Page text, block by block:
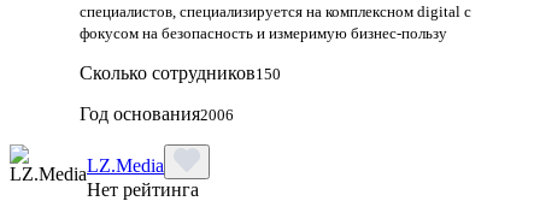
специалистов, специализируется на комплексном digital с
фокусом на безопасность и измеримую бизнес-пользу
Сколько сотрудников150
Год основания2006
LZ.Media
Нет рейтинга